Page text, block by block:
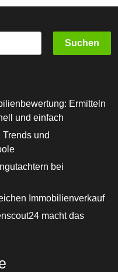
Suchen
Ermitteln
und einfach
und
bei
Immobilienverkauf
macht das